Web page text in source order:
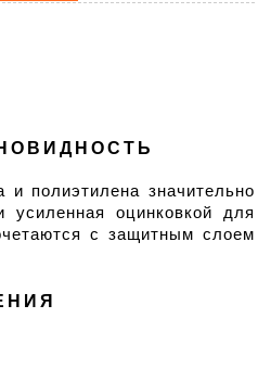
полиэтилена значительно
усиленная оцинковкой для
с защитным слоем